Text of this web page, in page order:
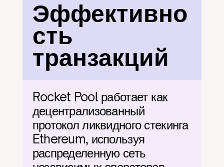
Эффективно
сть
транзакций
Rocket Pool работает как
децентрализованный
протокол ликвидного стекинга
Ethereum, используя
распределенную сеть